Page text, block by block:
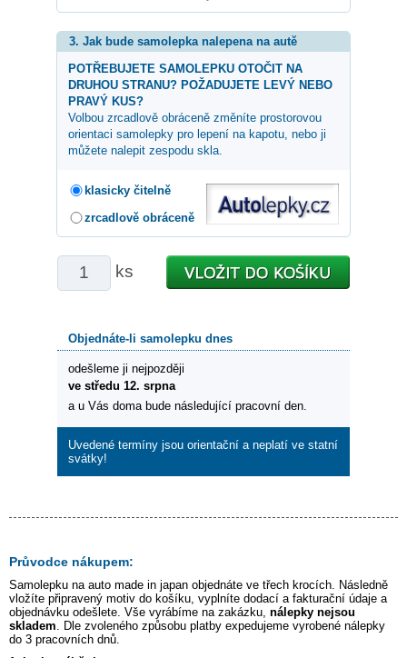
3. Jak bude samolepka nalepena na autě
POTŘEBUJETE SAMOLEPKU OTOČIT NA
DRUHOU STRANU? POŽADUJETE LEVÝ NEBO
PRAVÝ KUS?
Volbou zrcadlově obráceně změníte prostorovou
orientaci samolepky pro lepení na kapotu, nebo ji
můžete nalepit zespodu skla.
klasicky čitelně
zrcadlově obráceně
ks
Objednáte-li samolepku dnes
odešleme ji nejpozději
ve středu 12. srpna
a u Vás doma bude následující pracovní den.
Uvedené termíny jsou orientační a neplatí ve statní
svátky!
Průvodce nákupem:
Samolepku na auto made in japan objednáte ve třech krocích. Následně
vložíte připravený motiv do košíku, vyplníte dodací a fakturační údaje a
objednávku odešlete. Vše vyrábíme na zakázku, nálepky nejsou
skladem. Dle zvoleného způsobu platby expedujeme vyrobené nálepky
do 3 pracovních dnů.